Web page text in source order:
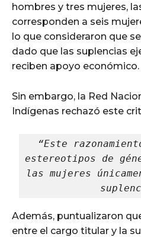
hombres y tres mujeres,
corresponden a seis
lo que consideraron que
dado que las suplencias
reciben apoyo económico.
Sin embargo, la Red
Indígenas rechazó este
“Este
estereotipos de
las mujeres
Además, puntualizaron
entre el cargo titular y la